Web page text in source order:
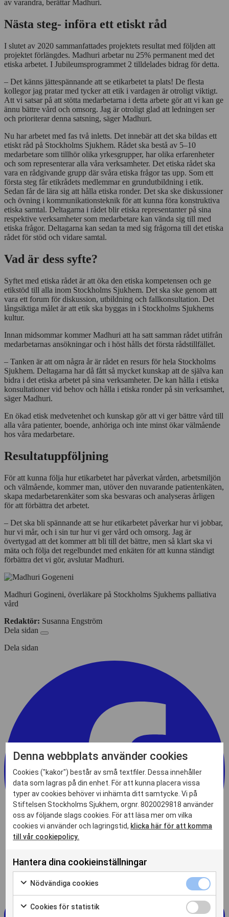
av varandra, berättar Madhuri.
Nästa steg- införa ett etiskt råd
I slutet av 2020 sammanfattades projektets resultat med följden att
projektet förlängdes. Madhuri arbetar nu 25% permanent med det
etiska arbetet. I Jubileumsprogrammet 2 tilldelades bidrag för detta.
– Det känns jättespännande att se etikarbetet ta plats! De flesta
kollegor jag pratar med tycker att etik i vardagen är otroligt viktigt.
Att vi satsar på att stötta medarbetarna i detta arbete gör att vi kan ge
ännu bättre vård och omsorg. Jag är otroligt glad att ledningen ser
och prioriterar denna satsning, säger Madhuri.
Nu har arbetet med fas två inletts. Det innebär att det ska bildas ett
etiskt råd på Stockholms Sjukhem. Rådet ska bestå av 5–10
medarbetare som tillhör olika yrkesgrupper, har olika erfarenheter
och som representerar alla våra verksamheter. Det etiska rådet ska
vara en rådgivande grupp där svåra etiska frågor tas upp. Som ett
första steg får etikrådets medlemmar en grundutbildning i etik.
Sedan får de lära sig att hålla etiska ronder. Det ska ske diskussioner
och övning i kommunikationsteknik för att kunna föra konstruktiva
etiska samtal. Deltagarna i rådet blir etiska representanter på sina
respektive verksamheter som medarbetare kan vända sig till med
etiska frågor. Deltagarna kan sedan ta med sig frågorna till det etiska
rådet för stöd och vidare samtal.
Vad är dess syfte?
Syftet med etiska rådet är att öka den etiska kompetensen och ge
etikstöd till alla inom Stockholms Sjukhem. Det ska ske genom att
vara ett forum för diskussion, utbildning och fallkonsultation. Det
långsiktiga målet är att etik ska byggas in i Stockholms Sjukhems
kultur.
Innan midsommar kommer Madhuri att ha satt samman rådet utifrån
medarbetarnas ansökningar och i höst hålls det första rådstillfället.
– Tanken är att om några år är rådet en resurs för hela Stockholms
Sjukhem. Deltagarna har då fått så mycket kunskap att de själva kan
bidra i det etiska arbetet på sina verksamheter. De kan hålla i etiska
konsultationer vid behov och hålla i etiska ronder på sin verksamhet,
säger Madhuri.
En ökad etisk medvetenhet och kunskap gör att vi ger bättre vård till
alla våra patienter, boende, anhöriga och inte minst ökar välmående
hos våra medarbetare.
Resultatuppföljning
För att kunna följa hur etikarbetet har påverkat vården, arbetsmiljön
och välmående, kommer man, utöver den nuvarande patientenkäten,
skapa medarbetarenkäter som ska besvaras och analyseras årligen
för att förbättra det arbetet.
– Det ska bli spännande att se hur etikarbetet påverkar hur vi jobbar,
hur vi mår, och i sin tur hur vi ger vård och omsorg. Jag är
övertygad att det kommer att bli till det bättre, men så klart ska vi
mäta och följa det regelbundet med enkäten för att kunna ständigt
förbättra det vi gör, avslutar Madhuri.
Madhuri Gogineni, överläkare på Stockholms Sjukhems palliativa
vård
Redaktör: Susanna Engström
Dela sidan
Dela sidan
Denna webbplats använder cookies
Cookies ("kakor") består av små textfiler. Dessa innehåller
data som lagras på din enhet. För att kunna placera vissa
typer av cookies behöver vi inhämta ditt samtycke. Vi på
Stiftelsen Stockholms Sjukhem, orgnr. 8020029818 använder
oss av följande slags cookies. För att läsa mer om vilka
cookies vi använder och lagringstid, klicka här för att komma
till vår cookiepolicy.
Hantera dina cookieinställningar
Nödvändiga cookies
Markera
för
Nödvändiga
cookies
kryssruta
Cookies för statistik
Cookies
för